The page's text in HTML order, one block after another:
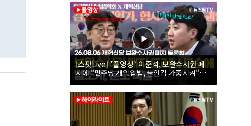
[스팟Live] *풀영상* 이준석, 보완수사권 폐
지에 "민주당 개악입법, 불안감 가중시켜"｜
26.08.06 개혁신당 보완수사권 폐지 토론회